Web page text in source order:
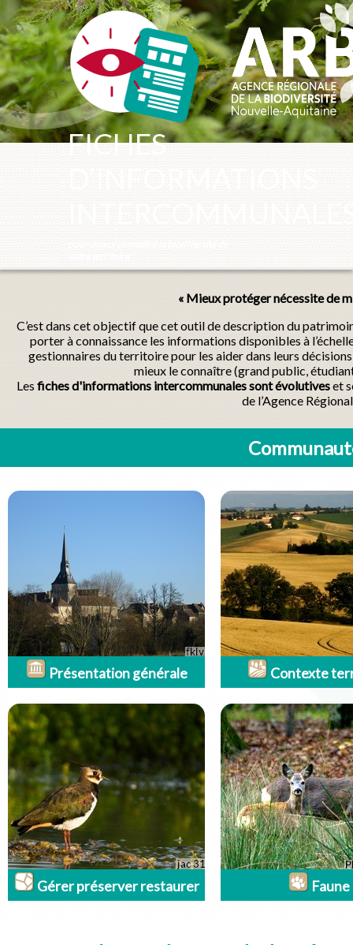
FICHES
« Mieux protéger nécessite de
C’est dans cet objectif que cet outil de description du
porter à connaissance les informations disponibles à
gestionnaires du territoire pour les aider dans leurs
mieux le connaître (grand public,
Les fiches d'informations intercommunales sont évolutiveset
de l’Agence
Présentation générale Contexte
Gérer préserver restaurer Faune
Panneau de gestion des cookies